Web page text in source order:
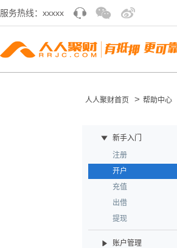
服务热线：xxxxx
人人聚财首页 > 帮助中心
新手入门
注册
开户
充值
出借
提现
账户管理